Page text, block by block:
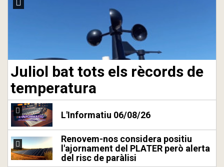
Juliol bat tots els rècords de
temperatura
L'Informatiu 06/08/26
Renovem-nos considera positiu
l'ajornament del PLATER però alerta
del risc de paràlisi